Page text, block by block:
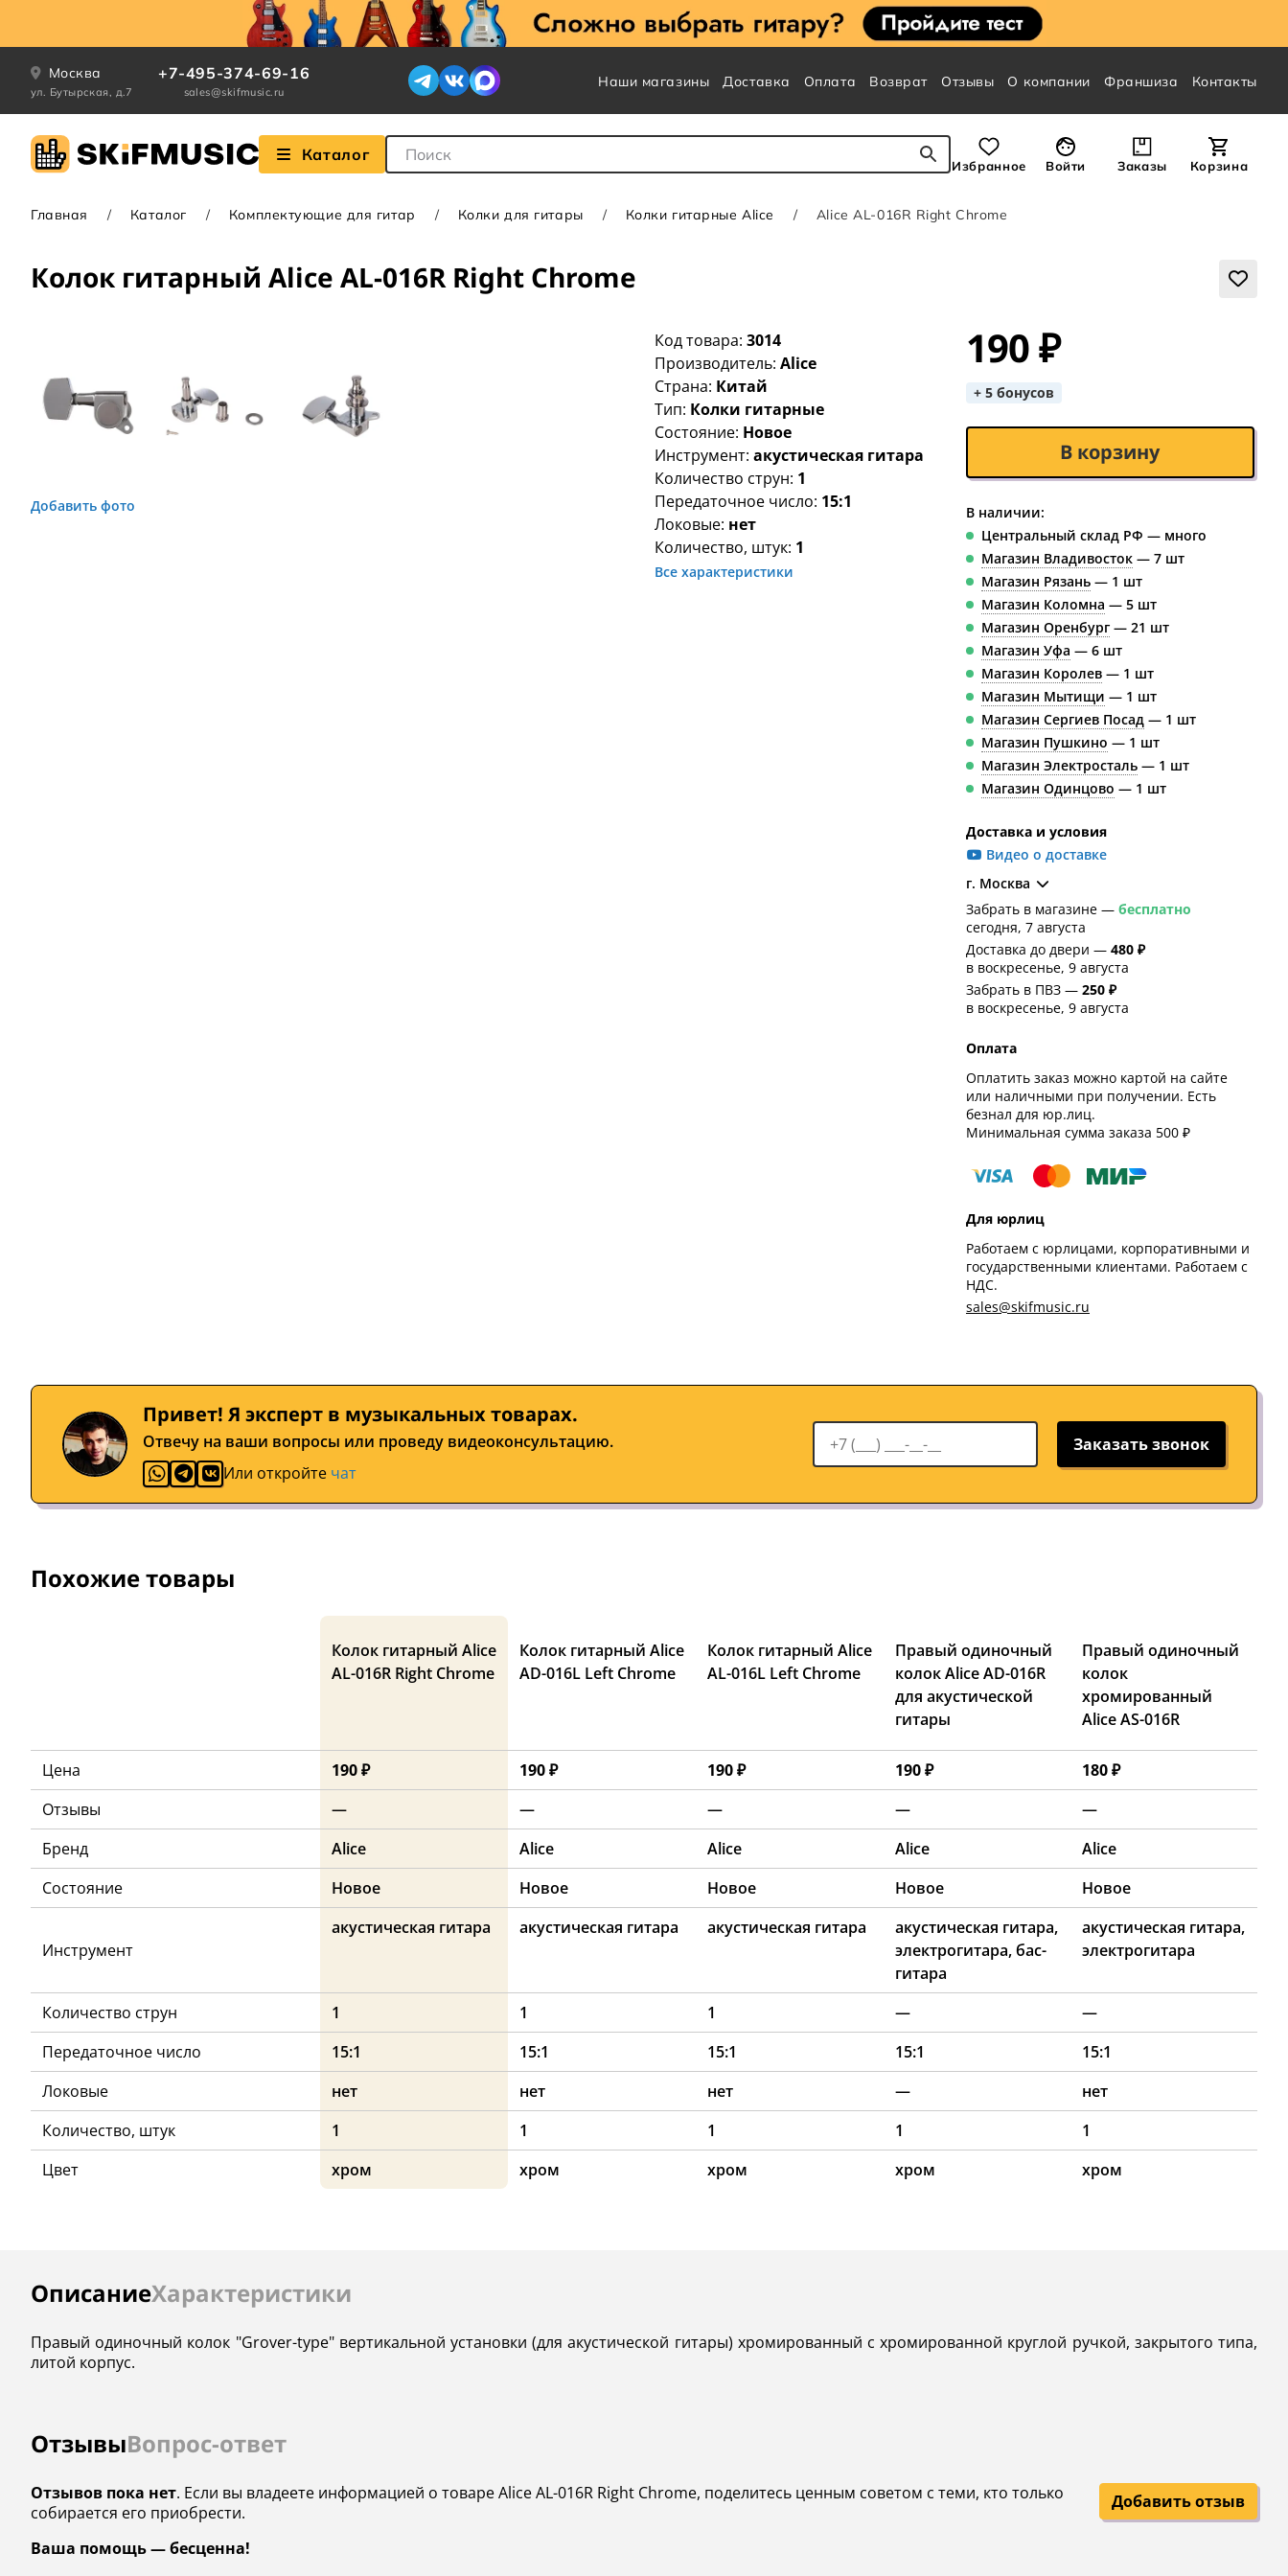
Москва
ул. Бутырская, д.7
+7-495-374-69-16
sales@skifmusic.ru
Наши магазины Доставка Оплата Возврат Отзывы О компании Франшиза Контакты
Каталог Поле для Поиска
Избранное Войти Заказы Корзина
Главная Каталог Комплектующие для гитар Колки для гитары Колки гитарные Alice Alice AL-016R Right Chrome
Колок гитарный Alice AL-016R Right Chrome
Добавить фото
Код товара:3014
Производитель:Alice
Страна: Китай
Тип: Колки гитарные
Состояние: Новое
Инструмент:акустическая гитара
Количество струн: 1
Передаточное число: 15:1
Локовые: нет
Количество, штук: 1
Все характеристики
190 ₽
+ 5 бонусов
В корзину
В наличии:
Центральный склад РФ — много
Магазин Владивосток— 7 шт
Магазин Рязань— 1 шт
Магазин Коломна — 5 шт
Магазин Оренбург— 21 шт
Магазин Уфа — 6 шт
Магазин Королев— 1 шт
Магазин Мытищи — 1 шт
Магазин Сергиев Посад— 1 шт
Магазин Пушкино — 1 шт
Магазин Электросталь— 1 шт
Магазин Одинцово — 1 шт
Доставка и условия
Видео о доставке
г. Москва
Забрать в магазине — бесплатно
сегодня, 7 августа
Доставка до двери — 480 ₽
в воскресенье, 9 августа
Забрать в ПВЗ — 250 ₽
в воскресенье, 9 августа
Оплата
Оплатить заказ можно картой на сайте
или наличными при получении. Есть
безнал для юр.лиц.
Минимальная сумма заказа 500 ₽
Для юрлиц
Работаем с юрлицами, корпоративными и
государственными клиентами. Работаем с
НДС.
sales@skifmusic.ru
Привет! Я эксперт в музыкальных товарах.
Отвечу на ваши вопросы или проведу видеоконсультацию.
Или откройте чат
Заказать звонок
Похожие товары
Колок гитарный Alice
AL-016R Right Chrome
Колок гитарный Alice
AD-016L Left Chrome
Колок гитарный Alice
AL-016L Left Chrome
Правый одиночный
колок Alice AD-016R
для акустической
гитары
Правый одиночный
колок
хромированный
Alice AS-016R
Цена 190 ₽ 190 ₽ 190 ₽ 190 ₽
180 ₽
Отзывы
— — — —
—
Бренд
Alice Alice Alice Alice
Alice
Состояние
Новое Новое Новое Новое Новое
Инструмент
акустическая гитара акустическая гитара акустическая гитара
акустическая гитара,
электрогитара, бас-
гитара
акустическая гитара,
электрогитара
Количество струн 1 1 1 —
—
Передаточное число
15:1 15:1 15:1 15:1
15:1
Локовые
нет нет нет —
нет
Количество, штук
1 1 1 1
1
Цвет
хром хром хром хром хром
ОписаниеХарактеристики
Инструкции
Правый одиночный колок "Grover-type" вертикальной установки (для акустической гитары) хромированный с хромированной круглой ручкой, закрытого типа,
литой корпус.
ОтзывыВопрос-ответ
Отзывов пока нет. Если вы владеете информацией о товаре Alice AL-016R Right Chrome, поделитесь ценным советом с теми, кто только
собирается его приобрести.
Ваша помощь — бесценна!
Добавить отзыв